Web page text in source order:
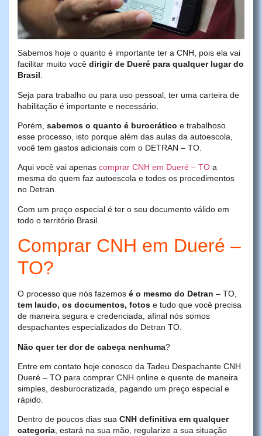
Sabemos hoje o quanto é importante ter a CNH, pois ela vai
facilitar muito você dirigir de Dueré para qualquer lugar do
Brasil.
Seja para trabalho ou para uso pessoal, ter uma carteira de
habilitação é importante e necessário.
Porém, sabemos o quanto é burocrático e trabalhoso
esse processo, isto porque além das aulas da autoescola,
você tem gastos adicionais com o DETRAN – TO.
Aqui você vai apenas comprar CNH em Dueré – TO a
mesma de quem faz autoescola e todos os procedimentos
no Detran.
Com um preço especial é ter o seu documento válido em
todo o território Brasil.
Comprar CNH em Dueré –
TO?
O processo que nós fazemos é o mesmo do Detran – TO,
tem laudo, os documentos, fotos e tudo que você precisa
de maneira segura e credenciada, afinal nós somos
despachantes especializados do Detran TO.
Não quer ter dor de cabeça nenhuma?
Entre em contato hoje conosco da Tadeu Despachante CNH
Dueré – TO para comprar CNH online e quente de maneira
simples, desburocratizada, pagando um preço especial e
rápido.
Dentro de poucos dias sua CNH definitiva em qualquer
categoria, estará na sua mão, regularize a sua situação